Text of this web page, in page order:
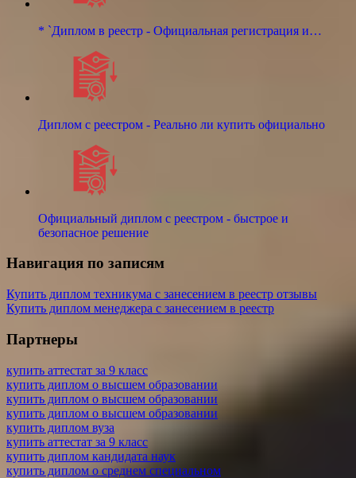
* `Диплом в реестр - Официальная регистрация и…
Диплом с реестром - Реально ли купить официально
Официальный диплом с реестром - быстрое и
безопасное решение
Навигация по записям
Купить диплом техникума с занесением в реестр отзывы
Купить диплом менеджера с занесением в реестр
Партнеры
купить аттестат за 9 класс
купить диплом о высшем образовании
купить диплом о высшем образовании
купить диплом о высшем образовании
купить диплом вуза
купить аттестат за 9 класс
купить диплом кандидата наук
купить диплом о среднем специальном